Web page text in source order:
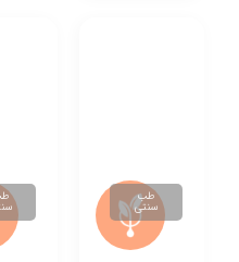
طب
سنتی